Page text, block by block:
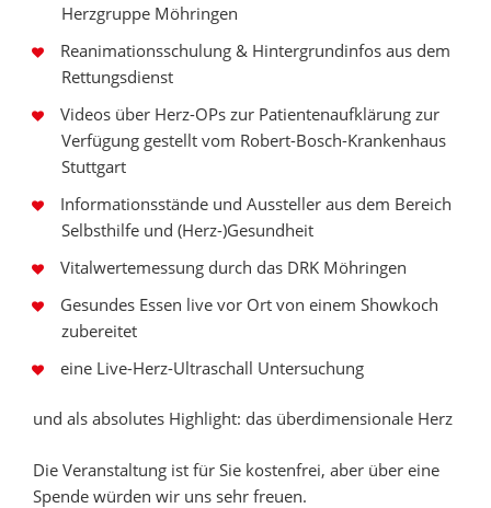
Herzgruppe Möhringen
Reanimationsschulung & Hintergrundinfos aus dem
Rettungsdienst
Videos über Herz-OPs zur Patientenaufklärung zur
Verfügung gestellt vom Robert-Bosch-Krankenhaus
Stuttgart
Informationsstände und Aussteller aus dem Bereich
Selbsthilfe und (Herz-)Gesundheit
Vitalwertemessung durch das DRK Möhringen
Gesundes Essen live vor Ort von einem Showkoch
zubereitet
eine Live-Herz-Ultraschall Untersuchung
und als absolutes Highlight: das überdimensionale Herz
Die Veranstaltung ist für Sie kostenfrei, aber über eine
Spende würden wir uns sehr freuen.